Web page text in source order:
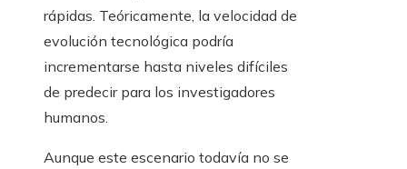
rápidas. Teóricamente, la velocidad de
evolución tecnológica podría
incrementarse hasta niveles difíciles
de predecir para los investigadores
humanos.
Aunque este escenario todavía no se